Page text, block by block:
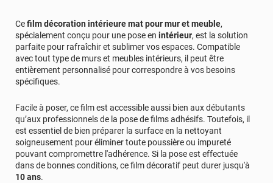
Cefilm décoration intérieure mat pour mur et meuble,
spécialement conçu pour une pose en intérieur, est la solution
parfaite pour rafraîchir et sublimer vos espaces. Compatible
avec tout type de murs et meubles intérieurs, il peut être
entièrement personnalisé pour correspondre à vos besoins
spécifiques.
Facile à poser, ce film est accessible aussi bien aux débutants
qu’aux professionnels de la pose de films adhésifs. Toutefois, il
est essentiel de bien préparer la surface en la nettoyant
soigneusement pour éliminer toute poussière ou impureté
pouvant compromettre l'adhérence. Si la pose est effectuée
dans de bonnes conditions, ce film décoratif peut durer jusqu'à
10 ans.